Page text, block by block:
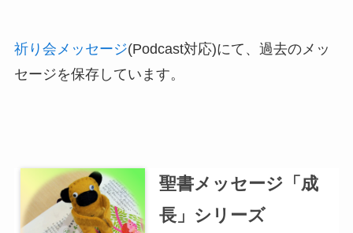
祈り会メッセージ(Podcast対応)にて、過去のメッ
セージを保存しています。
聖書メッセージ「成
長」シリーズ